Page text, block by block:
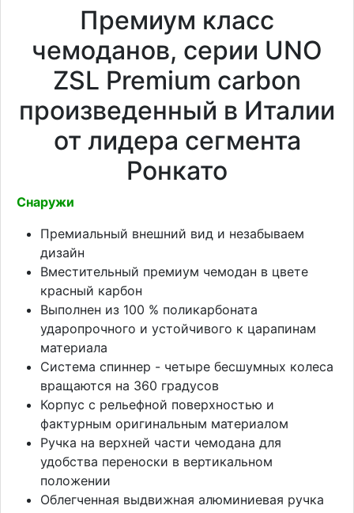
Премиум класс
чемоданов, серии UNO
ZSL Premium carbon
произведенный в Италии
от лидера сегмента
Ронкато
Снаружи
Премиальный внешний вид и незабываем
дизайн
Вместительный премиум чемодан в цвете
красный карбон
Выполнен из 100 % поликарбоната
ударопрочного и устойчивого к царапинам
материала
Система спиннер - четыре бесшумных колеса
вращаются на 360 градусов
Корпус с рельефной поверхностью и
фактурным оригинальным материалом
Ручка на верхней части чемодана для
удобства переноски в вертикальном
положении
Облегченная выдвижная алюминиевая ручка